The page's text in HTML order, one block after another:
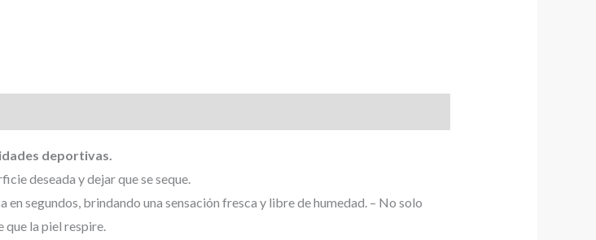
deportivas.
deseada y dejar que se seque.
segundos, brindando una sensación fresca y libre de humedad. – No solo
la piel respire.